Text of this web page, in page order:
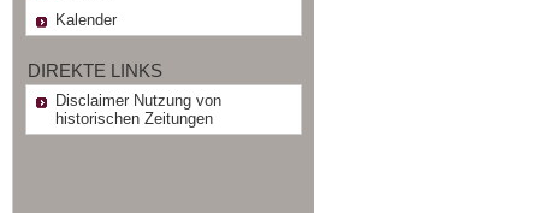
Kalender
DIREKTE LINKS
Disclaimer Nutzung von
historischen Zeitungen